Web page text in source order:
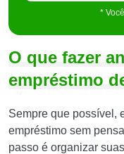
*
O que fazer
empréstimo
Sempre que possível,
empréstimo sem
passo é organizar